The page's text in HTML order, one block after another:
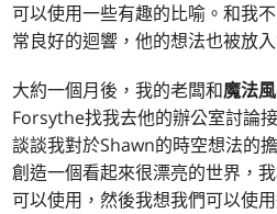
可以使用一些有趣的比喻。和我
常良好的迴響，他的想法也被放
大約一個月後，我的老闆和魔法
Forsythe找我去他的辦公室討論
談談我對於Shawn的時空想法的
創造一個看起來很漂亮的世界，
可以使用，然後我想我們可以使